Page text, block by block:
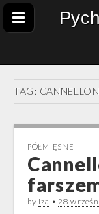
TAG:
PÓŁMIĘSNE
by Iza •28